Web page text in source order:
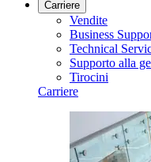
Carriere
Vendite
Business
Technical
Supporto alla
Tirocini
Carriere